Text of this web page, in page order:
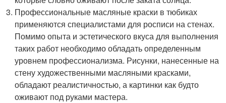
Профессиональные масляные краски в тюбиках
применяются специалистами для росписи на стенах.
Помимо опыта и эстетического вкуса для выполнения
таких работ необходимо обладать определенным
уровнем профессионализма. Рисунки, нанесенные на
стену художественными масляными красками,
обладают реалистичностью, а картинки как будто
оживают под руками мастера.